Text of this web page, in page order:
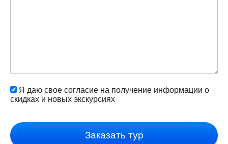
Я даю свое согласие на получение информации о
скидках и новых экскурсиях
Заказать тур